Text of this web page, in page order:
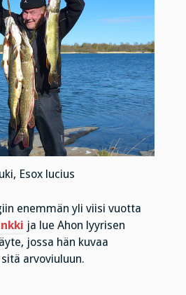
Esox lucius
enemmän yli viisi vuotta
ja lue Ahon lyyrisen
jossa hän kuvaa
arvoviuluun.